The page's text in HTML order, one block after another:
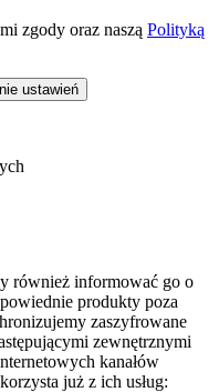
zgody oraz naszą Polityką
ustawień
również informować go o
produkty poza
zaszyfrowane
zewnętrznymi
kanałów
już z ich usług: